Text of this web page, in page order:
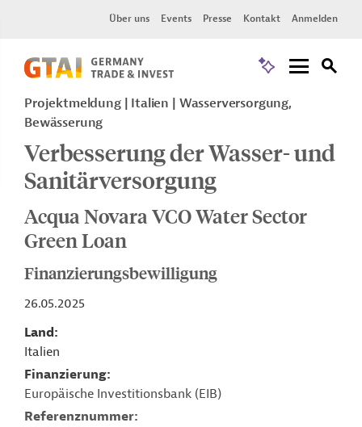
Über uns Events Presse Kontakt Anmelden
Projektmeldung Italien
Wasserversorgung,
Bewässerung
Verbesserung der Wasser- und
Sanitärversorgung
Acqua Novara VCO Water Sector
Green Loan
Finanzierungsbewilligung
26.05.2025
Land
Italien
Finanzierung
Europäische Investitionsbank (EIB)
Referenznummer